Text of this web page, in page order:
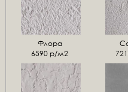
Флора
6590 р/м2